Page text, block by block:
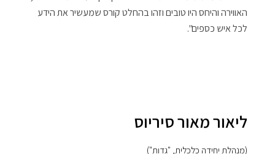
האווירה והיחס היו טובים וזהו בהחלט קורס שמעשיר את הידע
לכל איש כספים".
ליאור מאור סיריוס
(מנהלת יחידה כלכלית, "גדות")